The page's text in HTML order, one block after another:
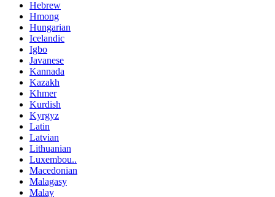
Hebrew
Hmong
Hungarian
Icelandic
Igbo
Javanese
Kannada
Kazakh
Khmer
Kurdish
Kyrgyz
Latin
Latvian
Lithuanian
Luxembou..
Macedonian
Malagasy
Malay